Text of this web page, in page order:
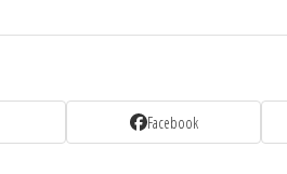
Facebook